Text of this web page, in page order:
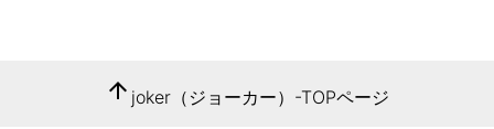
arrow_upward joker（ジョーカー）-TOPページ